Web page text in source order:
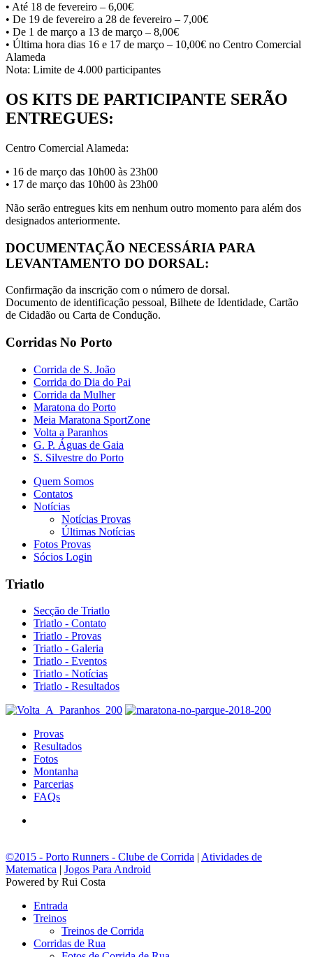
• Até 18 de fevereiro – 6,00€
• De 19 de fevereiro a 28 de fevereiro – 7,00€
• De 1 de março a 13 de março – 8,00€
• Última hora dias 16 e 17 de março – 10,00€ no Centro Comercial
Alameda
Nota: Limite de 4.000 participantes
OS KITS DE PARTICIPANTE SERÃO
ENTREGUES:
Centro Comercial Alameda:
• 16 de março das 10h00 às 23h00
• 17 de março das 10h00 às 23h00
Não serão entregues kits em nenhum outro momento para além dos
designados anteriormente.
DOCUMENTAÇÃO NECESSÁRIA PARA
LEVANTAMENTO DO DORSAL:
Confirmação da inscrição com o número de dorsal.
Documento de identificação pessoal, Bilhete de Identidade, Cartão
de Cidadão ou Carta de Condução.
Corridas No Porto
Corrida de S. João
Corrida do Dia do Pai
Corrida da Mulher
Maratona do Porto
Meia Maratona SportZone
Volta a Paranhos
G. P. Águas de Gaia
S. Silvestre do Porto
Quem Somos
Contatos
Notícias
Notícias Provas
Últimas Notícias
Fotos Provas
Sócios Login
Triatlo
Secção de Triatlo
Triatlo - Contato
Triatlo - Provas
Triatlo - Galeria
Triatlo - Eventos
Triatlo - Notícias
Triatlo - Resultados
Provas
Resultados
Fotos
Montanha
Parcerias
FAQs
©2015 - Porto Runners - Clube de Corrida | Atividades de
Matematica | Jogos Para Android
Powered by Rui Costa
Entrada
Treinos
Treinos de Corrida
Corridas de Rua